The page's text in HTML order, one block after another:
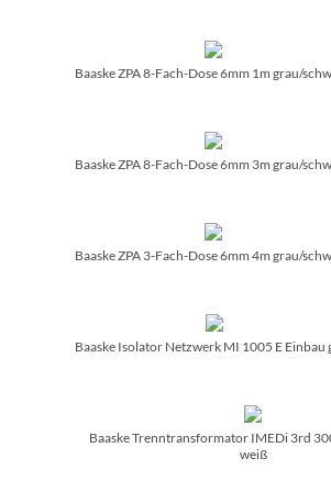
Baaske ZPA 8-Fach-Dose 6mm 1m grau/­
Baaske ZPA 8-Fach-Dose 6mm 3m grau/­
Baaske ZPA 3-Fach-Dose 6mm 4m grau/­
Baaske Isolator Netzwerk MI 1005 E Einbau
Baaske Trenntransformator IMEDi 3rd
weiß